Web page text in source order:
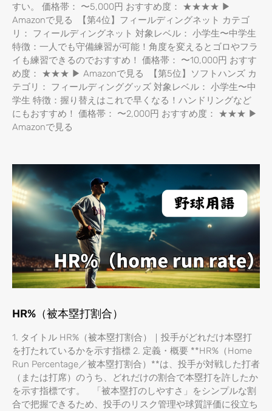
すい。 価格帯： 〜5,000円 おすすめ度： ★★★★ ▶
Amazonで見る 【第4位】フィールディングネット カテゴ
リ： フィールディングネット 対象レベル： 小学生〜中学生
特徴：一人でも守備練習が可能！角度を変えるとゴロやフラ
イも練習できるのでおすすめ！ 価格帯： 〜10,000円 おすす
め度： ★★★ ▶ Amazonで見る 【第5位】ソフトハンズ カ
テゴリ： フィールディンググッズ 対象レベル： 小学生〜中
学生 特徴：握り替えはこれで早くなる！ハンドリングなど
にもおすすめ！ 価格帯： 〜2,000円 おすすめ度： ★★★ ▶
Amazonで見る
HR%（被本塁打割合）
1. タイトル HR%（被本塁打割合）｜投手がどれだけ本塁打
を打たれているかを示す指標 2. 定義・概要 **HR%（Home
Run Percentage／被本塁打割合）**は、投手が対戦した打者
（または打席）のうち、どれだけの割合で本塁打を許したか
を示す指標です。 「被本塁打のしやすさ」をシンプルな割
合で把握できるため、投手のリスク管理や球質評価に役立ち